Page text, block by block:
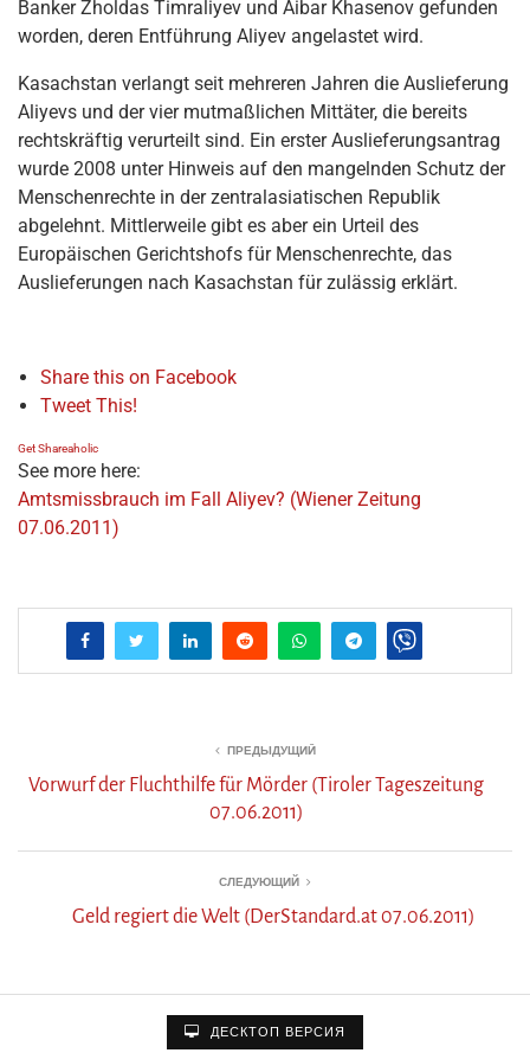
Banker Zholdas Timraliyev und Aibar Khasenov gefunden
worden, deren Entführung Aliyev angelastet wird.
Kasachstan verlangt seit mehreren Jahren die Auslieferung
Aliyevs und der vier mutmaßlichen Mittäter, die bereits
rechtskräftig verurteilt sind. Ein erster Auslieferungsantrag
wurde 2008 unter Hinweis auf den mangelnden Schutz der
Menschenrechte in der zentralasiatischen Republik
abgelehnt. Mittlerweile gibt es aber ein Urteil des
Europäischen Gerichtshofs für Menschenrechte, das
Auslieferungen nach Kasachstan für zulässig erklärt.
Share this on Facebook
Tweet This!
Get Shareaholic
See more here:
Amtsmissbrauch im Fall Aliyev? (Wiener Zeitung
07.06.2011)
ПРЕДЫДУЩИЙ
Vorwurf der Fluchthilfe für Mörder (Tiroler Tageszeitung
07.06.2011)
СЛЕДУЮЩИЙ
Geld regiert die Welt (DerStandard.at 07.06.2011)
ДЕСКТОП ВЕРСИЯ